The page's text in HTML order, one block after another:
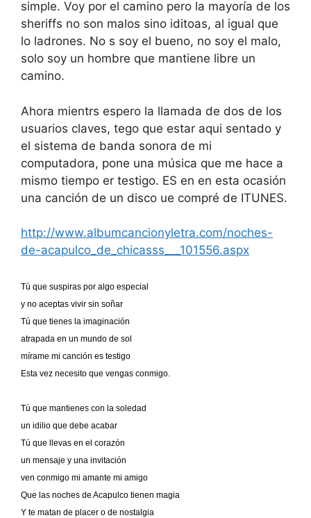
simple. Voy por el camino pero la mayoría de los
sheriffs no son malos sino iditoas, al igual que
lo ladrones. No s soy el bueno, no soy el malo,
solo soy un hombre que mantiene libre un
camino.
Ahora mientrs espero la llamada de dos de los
usuarios claves, tego que estar aqui sentado y
el sistema de banda sonora de mi
computadora, pone una música que me hace a
mismo tiempo er testigo. ES en en esta ocasión
una canción de un disco ue compré de ITUNES.
http://www.albumcancionyletra.com/noches-
de-acapulco_de_chicasss___101556.aspx
Tú que suspiras por algo especial
y no aceptas vivir sin soñar
Tú que tienes la imaginación
atrapada en un mundo de sol
mírame mi canción es testigo
Esta vez necesito que vengas conmigo.
Tú que mantienes con la soledad
un idilio que debe acabar
Tú que llevas en el corazón
un mensaje y una invitación
ven conmigo mi amante mi amigo
Que las noches de Acapulco tienen magia
Y te matan de placer o de nostalgia